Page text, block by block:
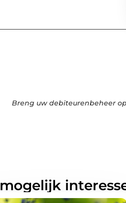
Breng uw debiteurenbeheer